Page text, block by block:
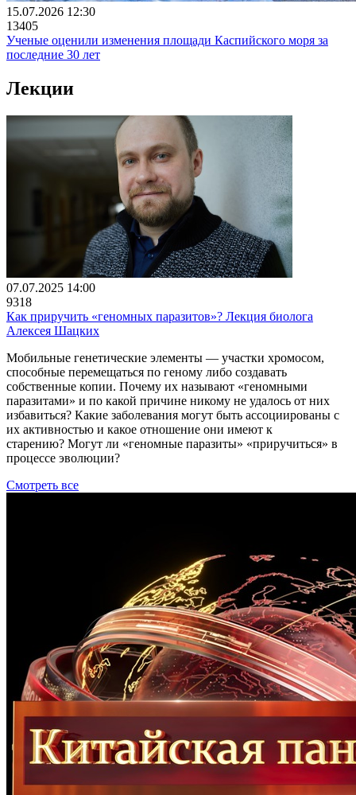
15.07.2026 12:30
13405
Ученые оценили изменения площади Каспийского моря за
последние 30 лет
Лекции
07.07.2025 14:00
9318
Как приручить «геномных паразитов»? Лекция биолога
Алексея Шацких
Мобильные генетические элементы ― участки хромосом,
способные перемещаться по геному либо создавать
собственные копии. Почему их называют «геномными
паразитами» и по какой причине никому не удалось от них
избавиться? Какие заболевания могут быть ассоциированы с
их активностью и какое отношение они имеют к
старению? Могут ли «геномные паразиты» «приручиться» в
процессе эволюции?
Смотреть все